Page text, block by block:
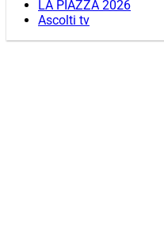
LA PIAZZA 2026
Ascolti tv